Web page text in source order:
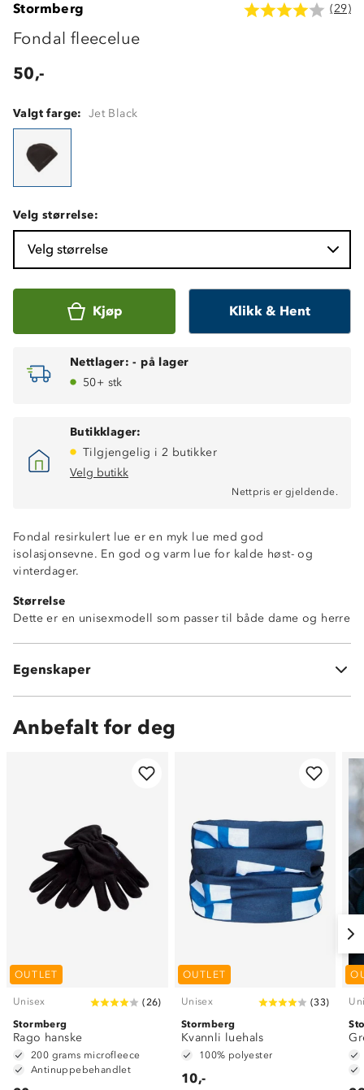
Stormberg (29)
Fondal fleecelue
50,-
Valgt farge: Jet Black
Velg størrelse:
Velg størrelse
Kjøp Klikk & Hent
Nettlager: - på lager
50+ stk
Butikklager:
Tilgjengelig i 2 butikker
Velg butikk
Nettpris er gjeldende.
Fondal resirkulert lue er en myk lue med god
isolasjonsevne. En god og varm lue for kalde høst- og
vinterdager.
Størrelse
Dette er en unisexmodell som passer til både dame og herre
Egenskaper
100% resirkulert polyester
Anbefalt for deg
OUTLET
Unisex ( 26)
Stormberg
Rago hanske
200 grams microfleece
Antinuppebehandlet
OUTLET
Unisex (33)
Stormberg
Kvannli luehals
100% polyester
10,-